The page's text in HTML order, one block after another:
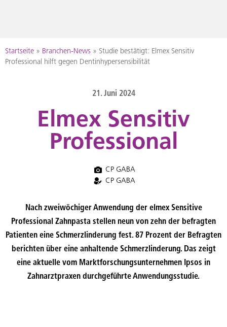
to
Startseite » Branchen-News » Studie bestätigt: Elmex Sensitiv
Professional hilft gegen Dentinhypersensibilität
21. Juni 2024
Elmex Sensitiv
Professional
CP GABA
CP GABA
Nach zweiwöchiger Anwendung der elmex Sensitive
Professional Zahnpasta stellen neun von zehn der befragten
Patienten eine Schmerzlinderung fest. 87 Prozent der Befragten
berichten über eine anhaltende Schmerzlinderung. Das zeigt
eine aktuelle vom Marktforschungsunternehmen Ipsos in
Zahnarztpraxen durchgeführte Anwendungsstudie.